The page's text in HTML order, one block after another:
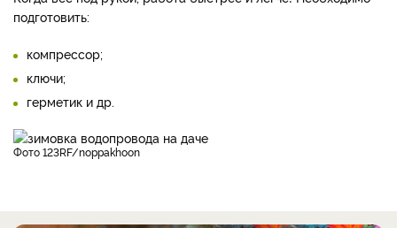
подготовить:
компрессор;
ключи;
герметик и др.
фото 123RF/noppakhoon